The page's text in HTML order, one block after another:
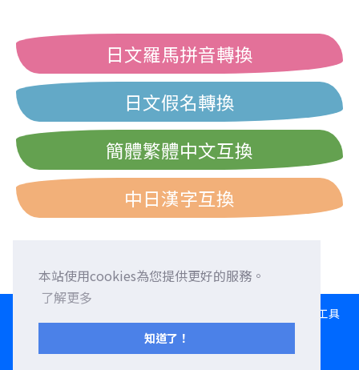
本站使用cookies為您提供更好的服務。
了解更多
知道了！
日文羅馬拼音轉換
日文假名轉換
簡體繁體中文互換
中日漢字互換
轉換工具
日文打字練習 西曆/和曆/民國曆對照表